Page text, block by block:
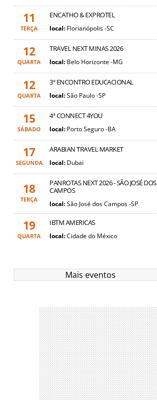
11
TERÇA
ENCATHO & EXPROTEL
local: Florianópolis -SC
12
QUARTA
TRAVEL NEXT MINAS 2026
local: Belo Horizonte -MG
12
QUARTA
3º ENCONTRO EDUCACIONAL
local:São Paulo -SP
15
SÁBADO
4ª CONNECT 4YOU
local: Porto Seguro -BA
17
SEGUNDA
ARABIAN TRAVEL MARKET
local: Dubai
18
TERÇA
PANROTAS NEXT 2026 - SÃO JOSÉ DOS
CAMPOS
local:São José dos Campos -SP
19
QUARTA
IBTM AMERICAS
local:Cidade do México
Mais eventos